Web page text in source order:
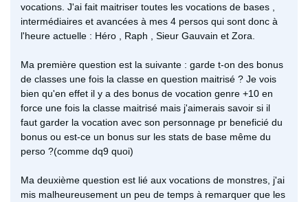
vocations. J'ai fait maitriser toutes les vocations de bases ,
intermédiaires et avancées à mes 4 persos qui sont donc à
l'heure actuelle : Héro , Raph , Sieur Gauvain et Zora.
Ma première question est la suivante : garde t-on des bonus
de classes une fois la classe en question maitrisé ? Je vois
bien qu'en effet il y a des bonus de vocation genre +10 en
force une fois la classe maitrisé mais j'aimerais savoir si il
faut garder la vocation avec son personnage pr beneficié du
bonus ou est-ce un bonus sur les stats de base même du
perso ?(comme dq9 quoi)
Ma deuxième question est lié aux vocations de monstres, j'ai
mis malheureusement un peu de temps à remarquer que les